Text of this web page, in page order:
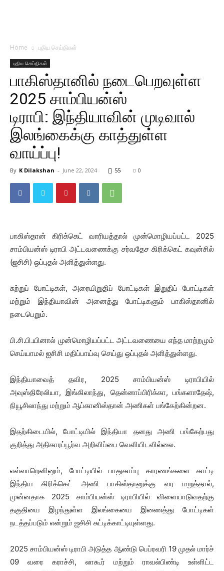
Home புதிய செய்திகள்
புதிய செய்திகள்
பாகிஸ்தானில் நடைபெறவுள்ள
2025 சாம்பியன்ஸ்
டிராபி: இந்தியாவின் முடிவால்
இலங்கைக்கு காத்துள்ள
வாய்ப்பு!
By K Dilakshan - June 22, 2024 55 0
பாகிஸ்தான் கிரிக்கெட் வாரியத்தால் முன்மொழியப்பட்ட 2025
சாம்பியன்ஸ் டிராபி அட்டவணைக்கு சர்வதேச கிரிக்கெட் கவுன்சில்
(ஐசிசி) ஒப்புதல் அளித்துள்ளது.
சுற்றுப் போட்டிகள், அரையிறுதிப் போட்டிகள் இறுதிப் போட்டிகள்
மற்றும் இந்தியாவின் அனைத்து போட்டிகளும் பாகிஸ்தானில்
நடைபெறும்.
பி.சி.பி.யினால் முன்மொழியப்பட்ட அட்டவணையை எந்த மாற்றமும்
செய்யாமல் ஐசிசி மதிப்பாய்வு செய்து ஒப்புதல் அளித்துள்ளது.
இந்தியாவைத் தவிர, 2025 சாம்பியன்ஸ் டிராபியில்
அவுஸ்திரேலியா, இங்கிலாந்து, தென்னாப்பிரிக்கா, பங்களாதேஷ்,
நியூசிலாந்து மற்றும் ஆப்கானிஸ்தான் அணிகள் பங்கேற்கின்றன.
இதற்கிடையில், போட்டியில் இந்தியா தனது அணி பங்கேற்பது
குறித்து அதிகாரப்பூர்வ அறிவிப்பை வெளியிடவில்லை.
எவ்வாறெனினும், போட்டியில் பாதுகாப்பு காரணங்களை காட்டி
இந்திய கிரிக்கெட் அணி பாகிஸ்தானுக்கு வர மறுத்தால்,
முன்னதாக 2025 சாம்பியன்ஸ் டிராபியில் விளையாடுவதற்கு
தகுதியை இழந்துள்ள இலங்கையை இணைத்து போட்டிகள்
நடத்தப்படும் என்றும் ஐசிசி சுட்டிக்காட்டியுள்ளது.
2025 சாம்பியன்ஸ் டிராபி அடுத்த ஆண்டு பெப்ரவரி 19 முதல் மார்ச்
09 வரை கராச்சி, லாகூர் மற்றும் ராவல்பிண்டி உள்ளிட்ட